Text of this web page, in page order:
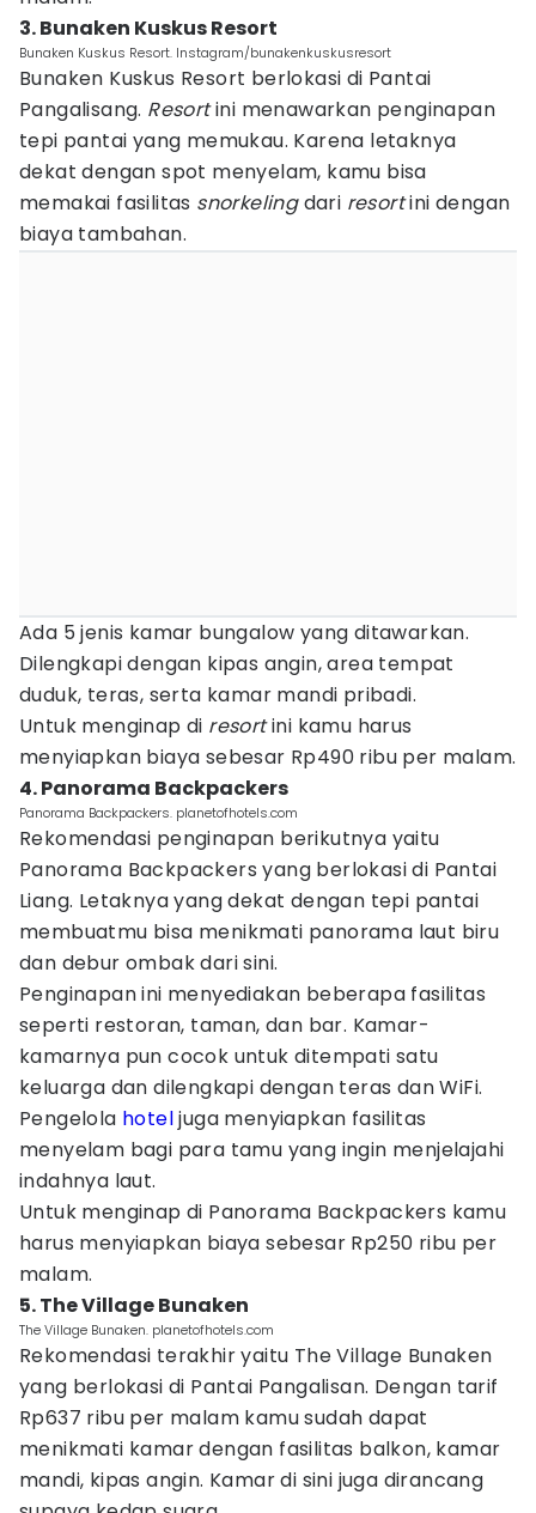
3. Bunaken Kuskus Resort
Bunaken Kuskus Resort. Instagram/bunakenkuskusresort
Bunaken Kuskus Resort berlokasi di Pantai
Pangalisang. Resortini menawarkan penginapan
tepi pantai yang memukau. Karena letaknya
dekat dengan spot menyelam, kamu bisa
memakai fasilitas snorkelingdari resortini dengan
biaya tambahan.
Ada 5 jenis kamar bungalow yang ditawarkan.
Dilengkapi dengan kipas angin, area tempat
duduk, teras, serta kamar mandi pribadi.
Untuk menginap di resortini kamu harus
menyiapkan biaya sebesar Rp490 ribu per malam.
4. Panorama Backpackers
Panorama Backpackers. planetofhotels.com
Rekomendasi penginapan berikutnya yaitu
Panorama Backpackers yang berlokasi di Pantai
Liang. Letaknya yang dekat dengan tepi pantai
membuatmu bisa menikmati panorama laut biru
dan debur ombak dari sini.
Penginapan ini menyediakan beberapa fasilitas
seperti restoran, taman, dan bar. Kamar-
kamarnya pun cocok untuk ditempati satu
keluarga dan dilengkapi dengan teras dan WiFi.
Pengelola hoteljuga menyiapkan fasilitas
menyelam bagi para tamu yang ingin menjelajahi
indahnya laut.
Untuk menginap di Panorama Backpackers kamu
harus menyiapkan biaya sebesar Rp250 ribu per
malam.
5. The Village Bunaken
The Village Bunaken. planetofhotels.com
Rekomendasi terakhir yaitu The Village Bunaken
yang berlokasi di Pantai Pangalisan. Dengan tarif
Rp637 ribu per malam kamu sudah dapat
menikmati kamar dengan fasilitas balkon, kamar
mandi, kipas angin. Kamar di sini juga dirancang